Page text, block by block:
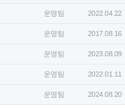
운영팀 2022.04.22
운영팀 2017.08.16
운영팀 2023.08.09
운영팀 2022.01.11
운영팀 2024.08.20